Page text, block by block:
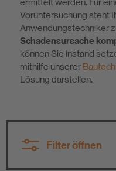
Voruntersuchung steht
Anwendungstechniker
Schadensursache
können Sie instand
mithilfe unserer
Lösung darstellen.
Filter öffnen